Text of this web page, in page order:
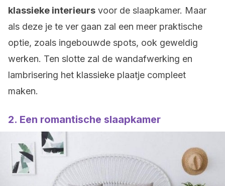
klassieke interieurs voor de slaapkamer. Maar
als deze je te ver gaan zal een meer praktische
optie, zoals ingebouwde spots, ook geweldig
werken. Ten slotte zal de wandafwerking en
lambrisering het klassieke plaatje compleet
maken.
2. Een romantische slaapkamer